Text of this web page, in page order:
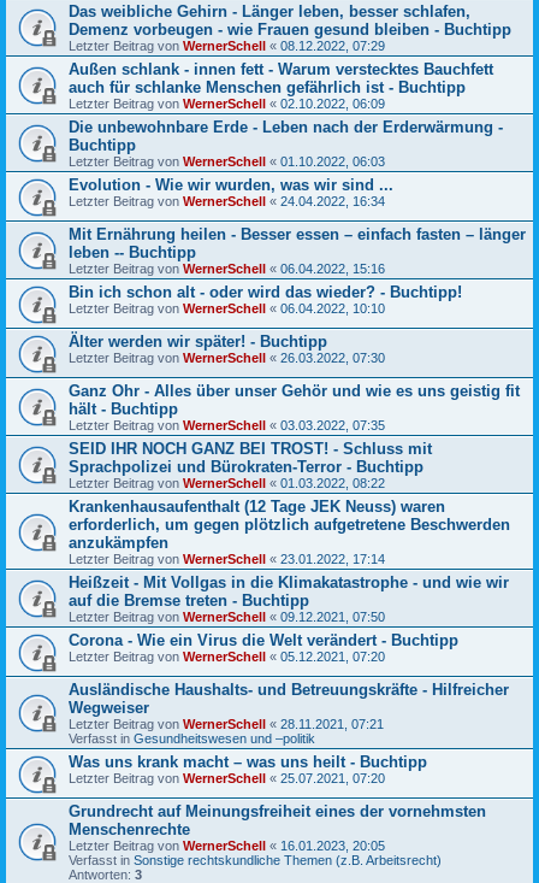
Das weibliche Gehirn - Länger leben, besser schlafen,
Demenz vorbeugen - wie Frauen gesund bleiben - Buchtipp
Letzter Beitrag von WernerSchell « 08.12.2022, 07:29
Außen schlank - innen fett - Warum verstecktes Bauchfett
auch für schlanke Menschen gefährlich ist - Buchtipp
Letzter Beitrag von WernerSchell « 02.10.2022, 06:09
Die unbewohnbare Erde - Leben nach der Erderwärmung -
Buchtipp
Letzter Beitrag von WernerSchell « 01.10.2022, 06:03
Evolution - Wie wir wurden, was wir sind ...
Letzter Beitrag von WernerSchell « 24.04.2022, 16:34
Mit Ernährung heilen - Besser essen – einfach fasten – länger
leben -- Buchtipp
Letzter Beitrag von WernerSchell « 06.04.2022, 15:16
Bin ich schon alt - oder wird das wieder? - Buchtipp!
Letzter Beitrag von WernerSchell « 06.04.2022, 10:10
Älter werden wir später! - Buchtipp
Letzter Beitrag von WernerSchell « 26.03.2022, 07:30
Ganz Ohr - Alles über unser Gehör und wie es uns geistig fit
hält - Buchtipp
Letzter Beitrag von WernerSchell « 03.03.2022, 07:35
SEID IHR NOCH GANZ BEI TROST! - Schluss mit
Sprachpolizei und Bürokraten-Terror - Buchtipp
Letzter Beitrag von WernerSchell « 01.03.2022, 08:22
Krankenhausaufenthalt (12 Tage JEK Neuss) waren
erforderlich, um gegen plötzlich aufgetretene Beschwerden
anzukämpfen
Letzter Beitrag von WernerSchell « 23.01.2022, 17:14
Heißzeit - Mit Vollgas in die Klimakatastrophe - und wie wir
auf die Bremse treten - Buchtipp
Letzter Beitrag von WernerSchell « 09.12.2021, 07:50
Corona - Wie ein Virus die Welt verändert - Buchtipp
Letzter Beitrag von WernerSchell « 05.12.2021, 07:20
Ausländische Haushalts- und Betreuungskräfte - Hilfreicher
Wegweiser
Letzter Beitrag von WernerSchell « 28.11.2021, 07:21
Verfasst in Gesundheitswesen und –politik
Was uns krank macht – was uns heilt - Buchtipp
Letzter Beitrag von WernerSchell « 25.07.2021, 07:20
Grundrecht auf Meinungsfreiheit eines der vornehmsten
Menschenrechte
Letzter Beitrag von WernerSchell « 16.01.2023, 20:05
Verfasst in Sonstige rechtskundliche Themen (z.B. Arbeitsrecht)
Antworten: 3